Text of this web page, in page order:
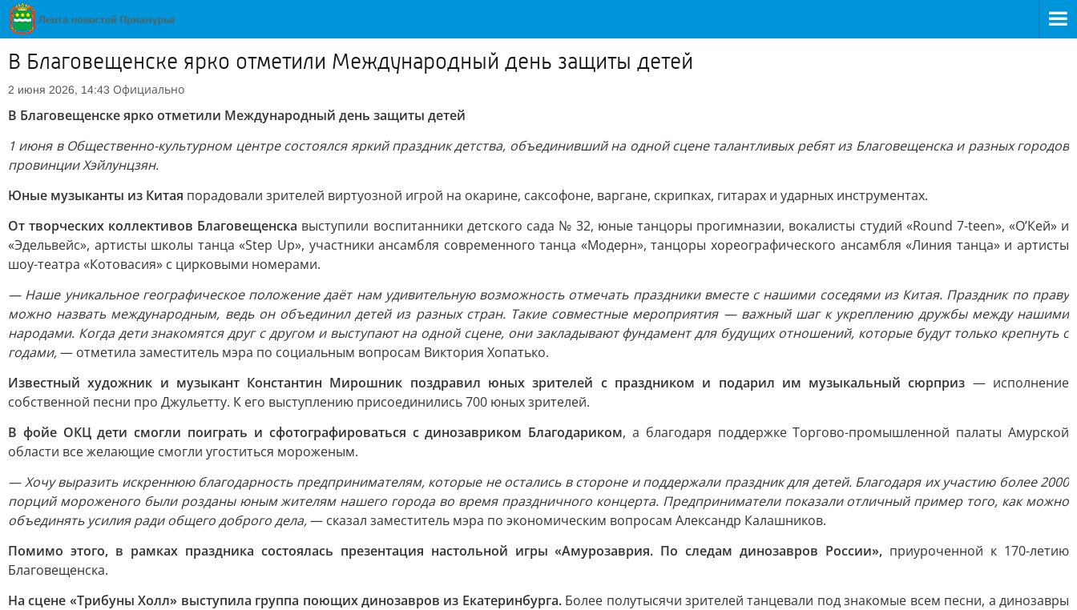
В Благовещенске ярко отметили Международный день защиты детей
2 июня 2026, 14:43 Официально
В Благовещенске ярко отметили Международный день защиты детей
1 июня в Общественно-культурном центре состоялся яркий праздник детства, объединивший на одной сцене талантливых ребят из Благовещенска и разных городов
провинции Хэйлунцзян.
Юные музыканты из Китая порадовали зрителей виртуозной игрой на окарине, саксофоне, варгане, скрипках, гитарах и ударных инструментах.
От творческих коллективов Благовещенска выступили воспитанники детского сада № 32, юные танцоры прогимназии, вокалисты студий «Round 7-teen», «О’Кей» и
«Эдельвейс», артисты школы танца «Step Up», участники ансамбля современного танца «Модерн», танцоры хореографического ансамбля «Линия танца» и артисты
шоу-театра «Котовасия» с цирковыми номерами.
— Наше уникальное географическое положение даёт нам удивительную возможность отмечать праздники вместе с нашими соседями из Китая. Праздник по праву
можно назвать международным, ведь он объединил детей из разных стран. Такие совместные мероприятия — важный шаг к укреплению дружбы между нашими
народами. Когда дети знакомятся друг с другом и выступают на одной сцене, они закладывают фундамент для будущих отношений, которые будут только крепнуть с
годами,— отметила заместитель мэра по социальным вопросам Виктория Хопатько.
Известный художник и музыкант Константин Мирошник поздравил юных зрителей с праздником и подарил им музыкальный сюрприз — исполнение
собственной песни про Джульетту. К его выступлению присоединились 700 юных зрителей.
В фойе ОКЦ дети смогли поиграть и сфотографироваться с динозавриком Благодариком, а благодаря поддержке Торгово-промышленной палаты Амурской
области все желающие смогли угоститься мороженым.
— Хочу выразить искреннюю благодарность предпринимателям, которые не остались в стороне и поддержали праздник для детей. Благодаря их участию более 2000
порций мороженого были розданы юным жителям нашего города во время праздничного концерта. Предприниматели показали отличный пример того, как можно
объединять усилия ради общего доброго дела,— сказал заместитель мэра по экономическим вопросам Александр Калашников.
Помимо этого, в рамках праздника состоялась презентация настольной игры «Амурозаврия. По следам динозавров России», приуроченной к 170-летию
Благовещенска.
На сцене «Трибуны Холл» выступила группа поющих динозавров из Екатеринбурга.Более полутысячи зрителей танцевали под знакомые всем песни, а динозавры